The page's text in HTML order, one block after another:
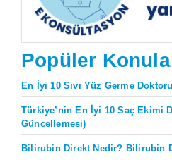
Popüler
En İyi 10 Sıvı Yüz Germe Doktoru
Türkiye’nin En İyi 10 Saç Ekimi
Güncellemesi)
Bilirubin Direkt Nedir? Bilirubin